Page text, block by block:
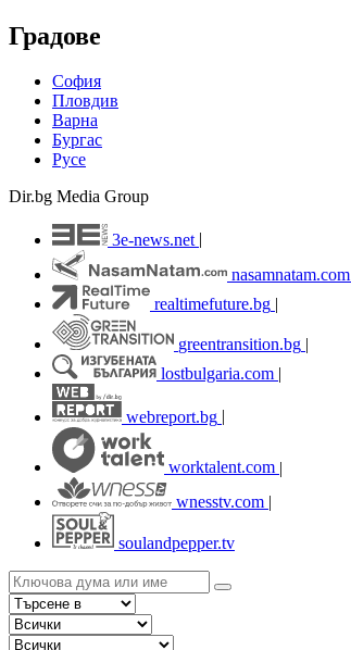
Градове
София
Пловдив
Варна
Бургас
Русе
Dir.bg Media Group
3e-news.net
nasamnatam.com
realtimefuture.bg |
greentransition.bg |
lostbulgaria.com |
webreport.bg
worktalent.com |
wnesstv.com |
soulandpepper.tv